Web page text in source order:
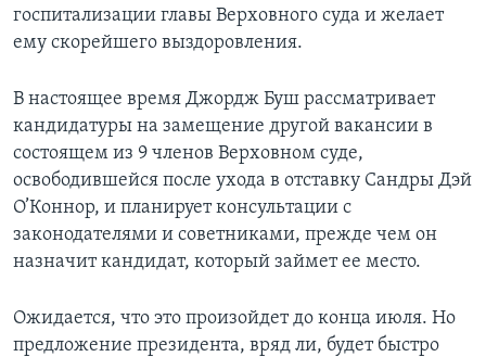
СОЦИАЛЬНЫЕ СЕТИ
госпитализации главы Верховного суда и желает
ему скорейшего выздоровления.
В настоящее время Джордж Буш рассматривает
кандидатуры на замещение другой вакансии в
состоящем из 9 членов Верховном суде,
освободившейся после ухода в отставку Сандры Дэй
О’Коннор, и планирует консультации с
законодателями и советниками, прежде чем он
назначит кандидат, который займет ее место.
Ожидается, что это произойдет до конца июля. Но
предложение президента, вряд ли, будет быстро